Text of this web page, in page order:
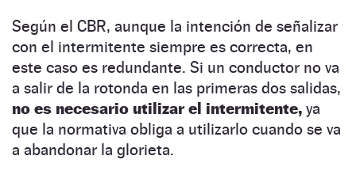
Según el CBR, aunque la intención de señalizar
con el intermitente siempre es correcta, en
este caso es redundante. Si un conductor no va
a salir de la rotonda en las primeras dos salidas,
no es necesario utilizar el intermitente, ya
que la normativa obliga a utilizarlo cuando se va
a abandonar la glorieta.